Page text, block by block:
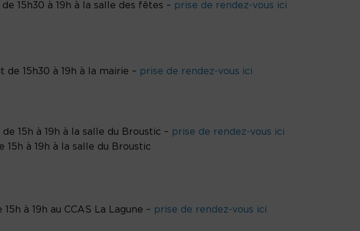
15h30 à 19h à la salle des fêtes – prise de rendez-vous ici
de 15h30 à 19h à la mairie – prise de rendez-vous ici
15h à 19h à la salle du Broustic – prise de rendez-vous ici
15h à 19h à la salle du Broustic
15h à 19h au CCAS La Lagune – prise de rendez-vous ici